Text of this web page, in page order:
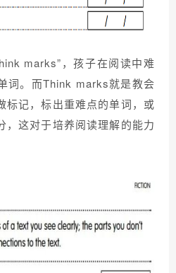
marks”，孩子在阅读中难
词。而Think marks就是教会
标记，标出重难点的单词，或
，这对于培养阅读理解的能力